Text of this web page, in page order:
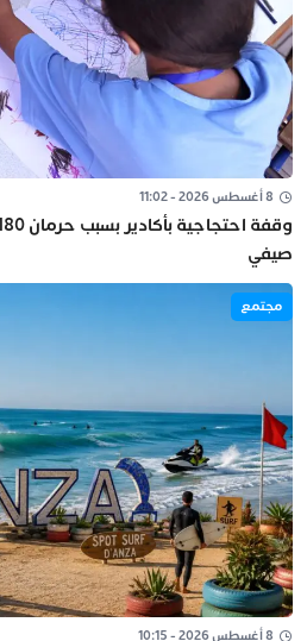
8 أغسطس 2026 - 11:02
صيفي
مجتمع
8 أغسطس 2026 - 10:15